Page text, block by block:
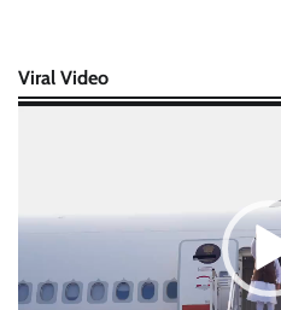
Viral Video